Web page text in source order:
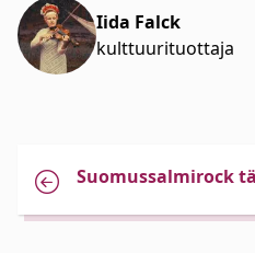
Iida Falck
kulttuurituottaja
Suomussalmirock